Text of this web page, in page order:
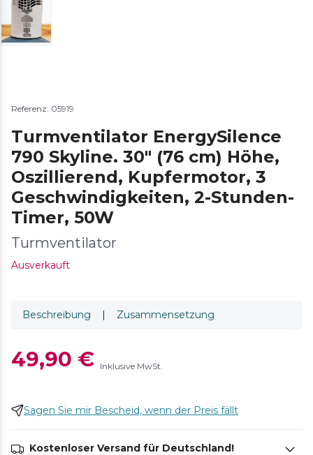
Referenz: 05919
Turmventilator EnergySilence
790 Skyline. 30" (76 cm) Höhe,
Oszillierend, Kupfermotor, 3
Geschwindigkeiten, 2-Stunden-
Timer, 50W
Turmventilator
Ausverkauft
Beschreibung | Zusammensetzung
49,90 € Inklusive MwSt.
Sagen Sie mir Bescheid, wenn der Preis fällt
Kostenloser Versand für Deutschland!